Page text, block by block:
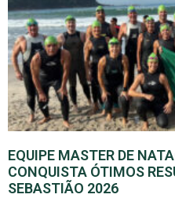
EQUIPE MASTER DE
CONQUISTA ÓTIMOS
SEBASTIÃO 2026